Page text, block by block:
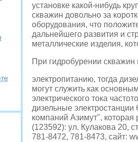
установке какой-нибудь
скважин довольно за
оборудования, что
дальнейшего развития и
металлические изделия,
При гидробурении скважин
электропитанию, тогда
могут служить как
электрического тока
дизельные
компаний Азимут", которая
(123592): ул. Кулакова 20,
781-8472, 781-8473, сайт: